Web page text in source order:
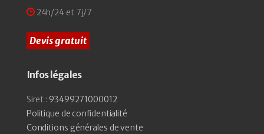
24h/24 et 7j/7
Devis gratuit
Infos légales
Siret : 93499271000012
Politique de confidentialité
Conditions générales de vente